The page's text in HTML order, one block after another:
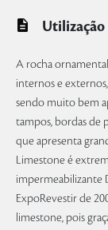
Utilização
A rocha
internos e
sendo muito bem
tampos, bordas de
que apresenta
Limestone é
impermeabilizante
ExpoRevestir de
limestone, pois